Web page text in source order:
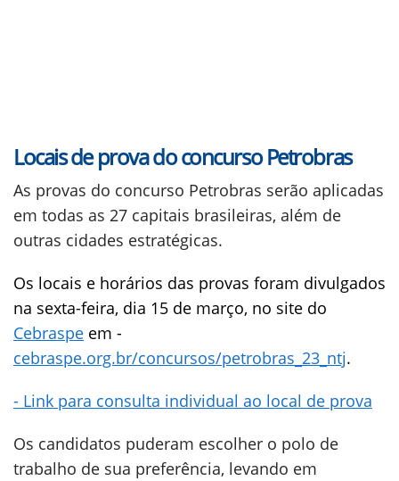
Locais de prova do concurso Petrobras
As provas do concurso Petrobras serão aplicadas
em todas as 27 capitais brasileiras, além de
outras cidades estratégicas.
Os locais e horários das provas foram divulgados
na sexta-feira, dia 15 de março, no site do
Cebraspe em -
cebraspe.org.br/concursos/petrobras_23_ntj.
- Link para consulta individual ao local de prova
Os candidatos puderam escolher o polo de
trabalho de sua preferência, levando em